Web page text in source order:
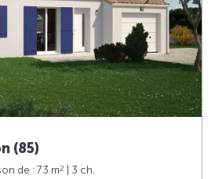
(85)
de : 73 m2
| 3 ch.